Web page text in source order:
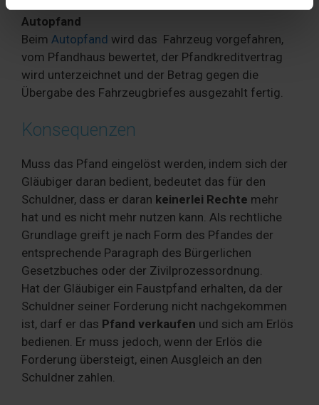
Verwendung unserer Website an unsere Partner für
soziale Medien, Werbung und Analysen weiter. Unsere
Partner führen diese Informationen möglicherweise mit
weiteren Daten zusammen, die Sie ihnen bereitgestellt
haben oder die sie im Rahmen Ihrer Nutzung der Dienste
gesammelt haben. Sie geben Einwilligung zu unseren
Autopfand
Beim Autopfand wird das Fahrzeug vorgefahren,
vom Pfandhaus bewertet, der Pfandkreditvertrag
wird unterzeichnet und der Betrag gegen die
Übergabe des Fahrzeugbriefes ausgezahlt fertig.
Konsequenzen
Muss das Pfand eingelöst werden, indem sich der
Gläubiger daran bedient, bedeutet das für den
Schuldner, dass er daran keinerlei Rechte mehr
hat und es nicht mehr nutzen kann. Als rechtliche
Grundlage greift je nach Form des Pfandes der
entsprechende Paragraph des Bürgerlichen
Gesetzbuches oder der Zivilprozessordnung.
Hat der Gläubiger ein Faustpfand erhalten, da der
Schuldner seiner Forderung nicht nachgekommen
ist, darf er das Pfand verkaufen und sich am Erlös
bedienen. Er muss jedoch, wenn der Erlös die
Forderung übersteigt, einen Ausgleich an den
Schuldner zahlen.